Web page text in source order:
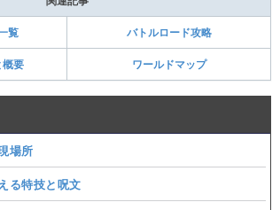
覧 バトルロード攻略
概要 ワールドマップ
場所
る特技と呪文